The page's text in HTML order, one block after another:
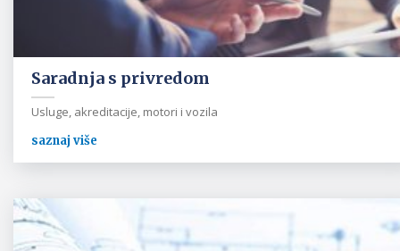
Saradnja s privredom
Usluge, akreditacije, motori i vozila
saznaj više